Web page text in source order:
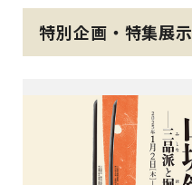
特別企画・特集展示